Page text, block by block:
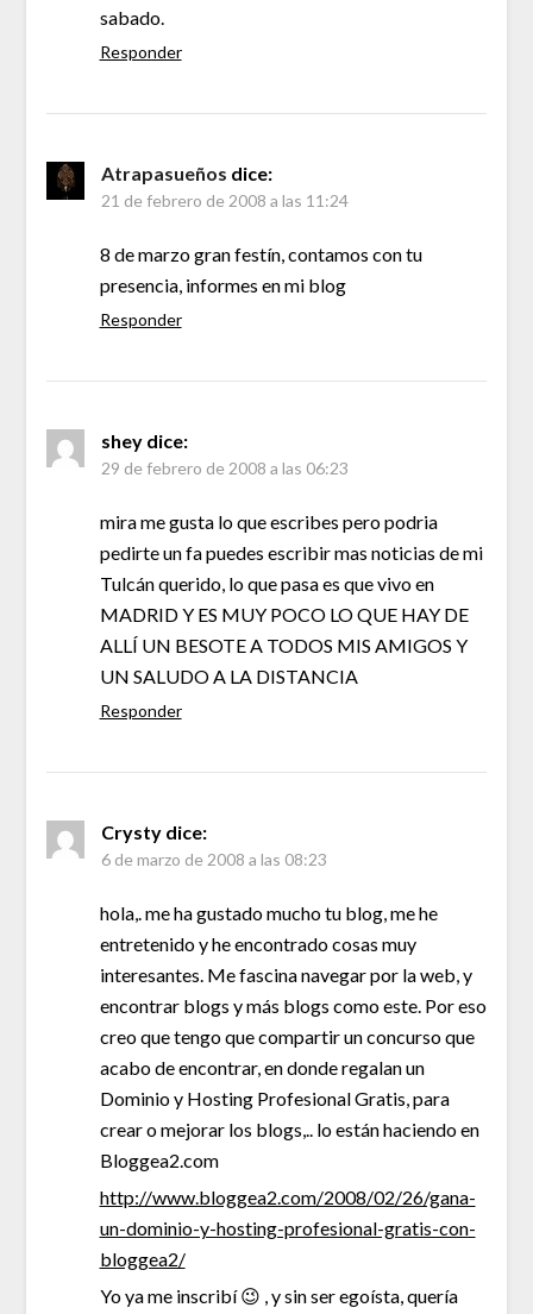
sabado.
Responder
Atrapasueños dice:
21 de febrero de 2008 a las 11:24
8 de marzo gran festín, contamos con tu
presencia, informes en mi blog
Responder
shey dice:
29 de febrero de 2008 a las 06:23
mira me gusta lo que escribes pero podria
pedirte un fa puedes escribir mas noticias de mi
Tulcán querido, lo que pasa es que vivo en
MADRID Y ES MUY POCO LO QUE HAY DE
ALLÍ UN BESOTE A TODOS MIS AMIGOS Y
UN SALUDO A LA DISTANCIA
Responder
Crysty dice:
6 de marzo de 2008 a las 08:23
hola,. me ha gustado mucho tu blog, me he
entretenido y he encontrado cosas muy
interesantes. Me fascina navegar por la web, y
encontrar blogs y más blogs como este. Por eso
creo que tengo que compartir un concurso que
acabo de encontrar, en donde regalan un
Dominio y Hosting Profesional Gratis, para
crear o mejorar los blogs,.. lo están haciendo en
Bloggea2.com
http://www.bloggea2.com/2008/02/26/gana-
un-dominio-y-hosting-profesional-gratis-con-
bloggea2/
Yo ya me inscribí 😉 , y sin ser egoísta, quería